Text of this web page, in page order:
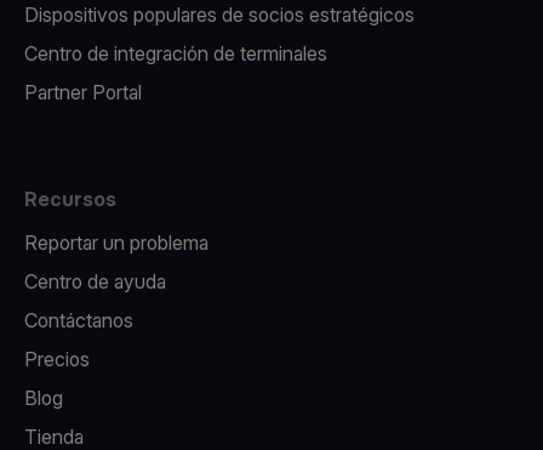
Dispositivos populares de socios estratégicos
Centro de integración de terminales
Partner Portal
Recursos
Reportar un problema
Centro de ayuda
Contáctanos
Precios
Blog
Tienda